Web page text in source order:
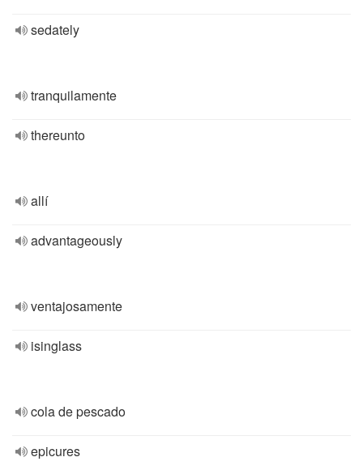
sedately
tranquilamente
thereunto
allí
advantageously
ventajosamente
isinglass
cola de pescado
epicures